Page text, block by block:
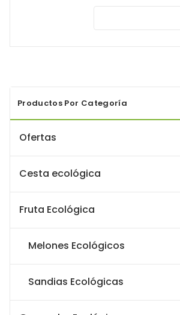
Productos Por Categoría
Ofertas
Cesta ecológica
Fruta Ecológica
Melones Ecológicos
Sandias Ecológicas